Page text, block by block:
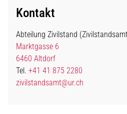
Kontakt
Abteilung Zivilstand
Marktgasse 6
6460 Altdorf
Tel. +41 41 875 2280
zivilstandsamt@ur.ch